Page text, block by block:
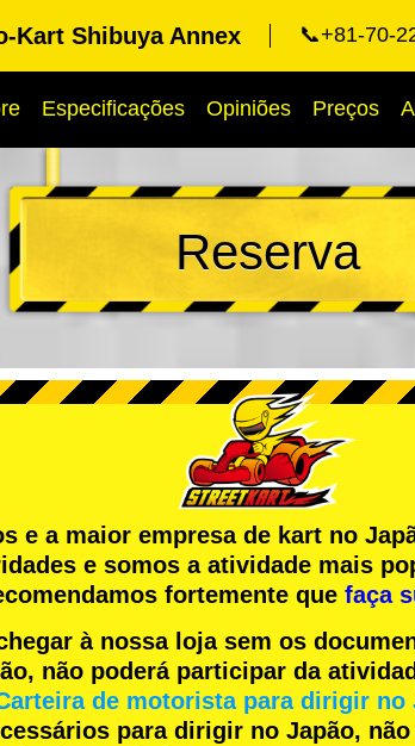
Kart Shibuya Annex 📞+81-70-
Especificações Opiniões Preços
Reserva
e a maior empresa de kart no
e somos a atividade mais
fortemente que faça
à nossa loja sem os
não poderá participar da
de motorista para dirigir no
para dirigir no Japão,